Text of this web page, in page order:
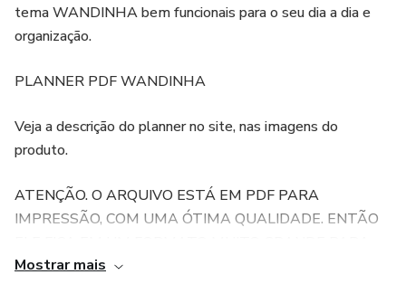
tema WANDINHA bem funcionais para o seu dia a dia e
organização.
PLANNER PDF WANDINHA
Veja a descrição do planner no site, nas imagens do
produto.
ATENÇÃO. O ARQUIVO ESTÁ EM PDF PARA
IMPRESSÃO, COM UMA ÓTIMA QUALIDADE. ENTÃO
SER ENVIADO POR E-MAIL, SUGIRO QUE BAIXE O
Mostrar mais